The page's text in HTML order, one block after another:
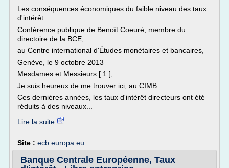
Les conséquences économiques du faible niveau des taux
d'intérêt
Conférence publique de Benoît Coeuré, membre du
directoire de la BCE,
au Centre international d'Études monétaires et bancaires,
Genève, le 9 octobre 2013
Mesdames et Messieurs [ 1 ],
Je suis heureux de me trouver ici, au CIMB.
Ces dernières années, les taux d'intérêt directeurs ont été
réduits à des niveaux...
Lire la suite
Site : ecb.europa.eu
Banque Centrale Européenne, Taux